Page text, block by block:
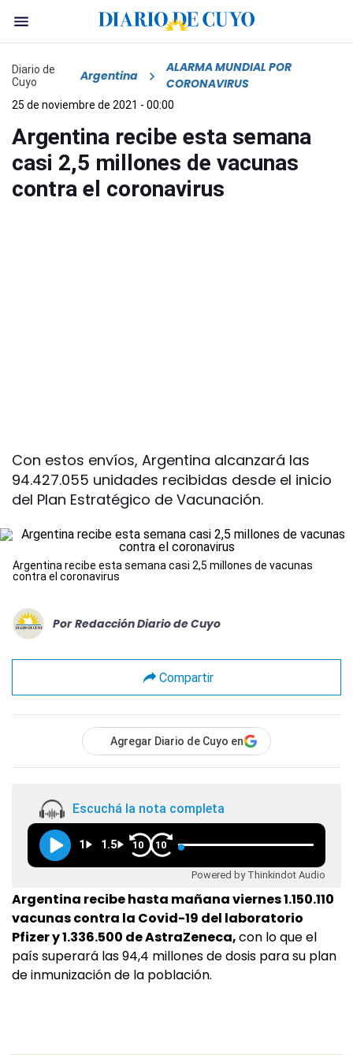
Diario de
Cuyo
Argentina
ALARMA MUNDIAL POR
CORONAVIRUS
25 de noviembre de 2021 - 00:00
Argentina recibe esta semana
casi 2,5 millones de vacunas
contra el coronavirus
Con estos envíos, Argentina alcanzará las
94.427.055 unidades recibidas desde el inicio
del Plan Estratégico de Vacunación.
Argentina recibe esta semana casi 2,5 millones de vacunas
contra el coronavirus
Por Redacción Diario de Cuyo
Compartir
Agregar Diario de Cuyo en
Escuchá la nota completa
1 1.5 10 10
Powered by Thinkindot Audio
Argentina recibe hasta mañana viernes 1.150.110
vacunas contra la Covid-19 del laboratorio
Pfizer y 1.336.500 de AstraZeneca,con lo que el
país superará las 94,4 millones de dosis para su plan
de inmunización de la población.